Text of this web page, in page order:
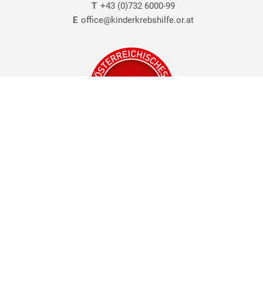
T +43 (0)732 6000-99
E office@kinderkrebshilfe.or.at